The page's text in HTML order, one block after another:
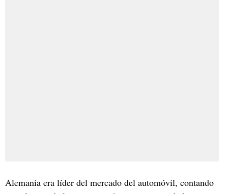
Alemania era líder del mercado del automóvil, contando